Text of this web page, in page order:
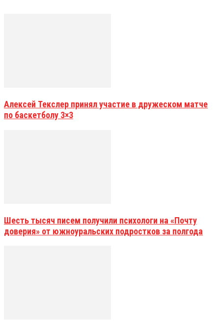
Алексей Текслер принял участие в дружеском матче
по баскетболу 3×3
Шесть тысяч писем получили психологи на «Почту
доверия» от южноуральских подростков за полгода